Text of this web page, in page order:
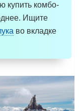
купить комбо-
Ищите
во вкладке